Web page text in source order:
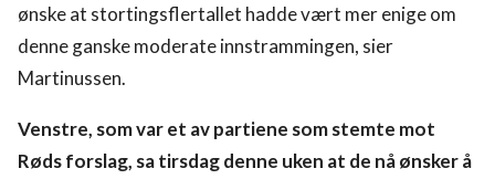
ønske at stortingsflertallet hadde vært mer enige om
denne ganske moderate innstrammingen, sier
Martinussen.
Venstre, som var et av partiene som stemte mot
Røds forslag, sa tirsdag denne uken at de nå ønsker å